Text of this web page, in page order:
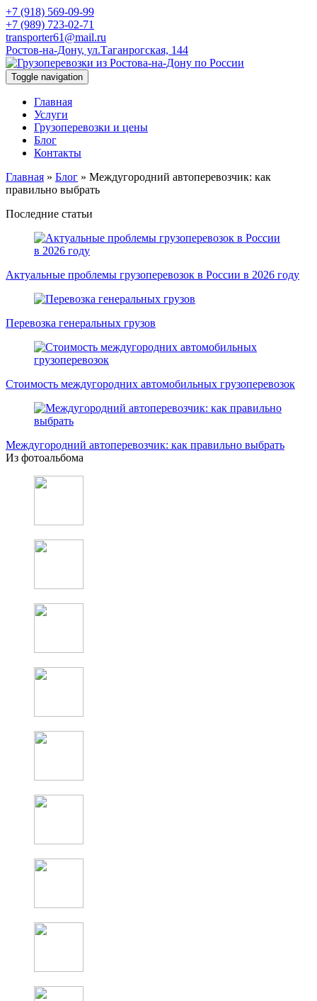
+7 (918) 569-09-99
+7 (989) 723-02-71
transporter61@mail.ru
Ростов-на-Дону, ул.Таганрогская, 144
Toggle navigation
Главная
Услуги
Грузоперевозки и цены
Блог
Контакты
Главная » Блог » Междугородний автоперевозчик: как
правильно выбрать
Последние статьи
Актуальные проблемы грузоперевозок в России в 2026 году
Перевозка генеральных грузов
Стоимость междугородних автомобильных грузоперевозок
Междугородний автоперевозчик: как правильно выбрать
Из фотоальбома